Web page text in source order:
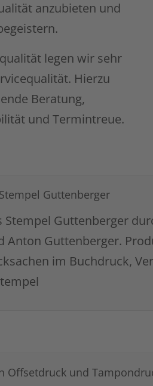
anzubieten und
legen wir sehr
Hierzu
Beratung,
und Termintreue.
Guttenberger
Stempel Guttenberger
Anton Guttenberger.
im Buchdruck,
Offsetdruck und